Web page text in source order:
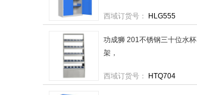
格：1个
西域订货号： HLG555
功成狮 201不锈钢三十位水杯
架，
售卖规格：1个
西域订货号： HTQ704